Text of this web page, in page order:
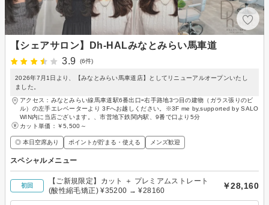
【シェアサロン】Dh-HALみなとみらい馬車道
3.9
(6件)
2026年7月1日より、【みなとみらい馬車道店】としてリニューアルオープンいたし
ました。
アクセス：みなとみらい線馬車道駅6番出口⇨右手路地3つ目の建物（ガラス張りのビ
ル）の左手エレベーターより 3Fへお越しください。※3F me by,supported by SALO
WIN内に当店ございます。、市営地下鉄関内駅、9番で口より5分
カット単価： ￥5,500～
◎ 本日空席あり ポイントが貯まる・使える メンズ歓迎
スペシャルメニュー
初回
【ご新規限定】カット ＋ プレミアムストレート
(酸性縮毛矯正) ¥35200 → ¥28160
￥28,160